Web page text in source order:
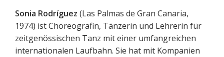
Sonia Rodríguez (Las Palmas de Gran Canaria,
1974) ist Choreografin, Tänzerin und Lehrerin für
zeitgenössischen Tanz mit einer umfangreichen
internationalen Laufbahn. Sie hat mit Kompanien